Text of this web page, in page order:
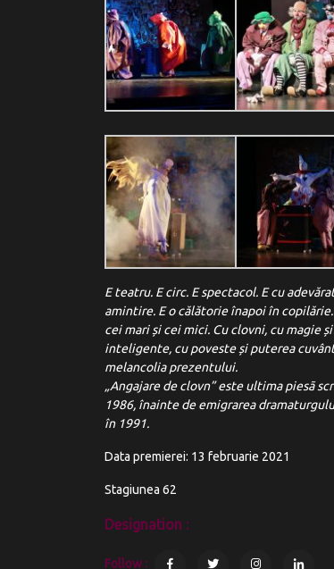
E teatru. E circ. E spectacol. E cu
amintire. E o călătorie înapoi în
cei mari și cei mici. Cu clovni, cu
inteligente, cu poveste și puterea
melancolia prezentului.
„Angajare de clovn” este ultima piesã
1986, înainte de emigrarea
în 1991.
Data premierei: 13 februarie 2021
Stagiunea 62
Designation :
Follow :